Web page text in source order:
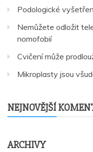
Podologické
Nemůžete odložit
nomofobií
Cvičení může
Mikroplasty jsou
NEJNOVĚJŠÍ
ARCHIVY